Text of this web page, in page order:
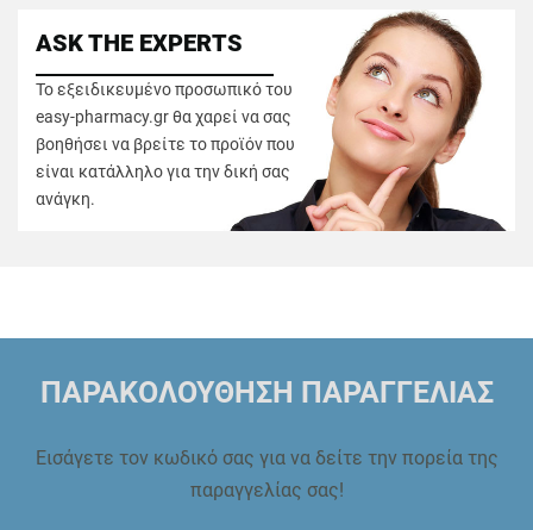
ASK THE EXPERTS
Το εξειδικευμένο προσωπικό του
easy-pharmacy.gr θα χαρεί να σας
βοηθήσει να βρείτε το προϊόν που
είναι κατάλληλο για την δική σας
ανάγκη.
ΠΑΡΑΚΟΛΟΥΘΗΣΗ ΠΑΡΑΓΓΕΛΙΑΣ
Εισάγετε τον κωδικό σας για να δείτε την πορεία της
παραγγελίας σας!